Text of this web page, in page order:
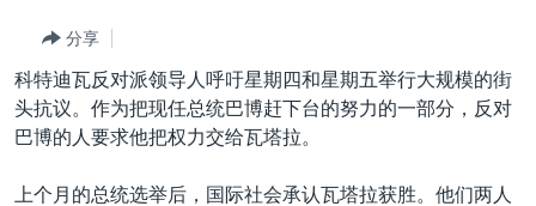
转
港澳
国际
最新国际新闻
分类新闻
分享
科特迪瓦反对派领导人呼吁星期四和星期五举行大规模的街
头抗议。作为把现任总统巴博赶下台的努力的一部分，反对
巴博的人要求他把权力交给瓦塔拉。
上个月的总统选举后，国际社会承认瓦塔拉获胜。他们两人